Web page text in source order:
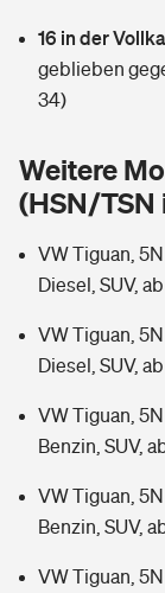
Tools
Wer versichert
Sie haben Fragen?
Zur Übersicht
Kinderunfall-
Typklassen: So
Wer versichert
Sie haben Fragen?
Rentenrechner:
16 in der
geblieben
34)
Weitere
(HSN/TSN
VW Tiguan,
Diesel, SUV,
VW Tiguan,
Diesel, SUV,
VW Tiguan, 5N
Benzin, SUV,
VW Tiguan, 5N
Benzin, SUV,
VW Tiguan,